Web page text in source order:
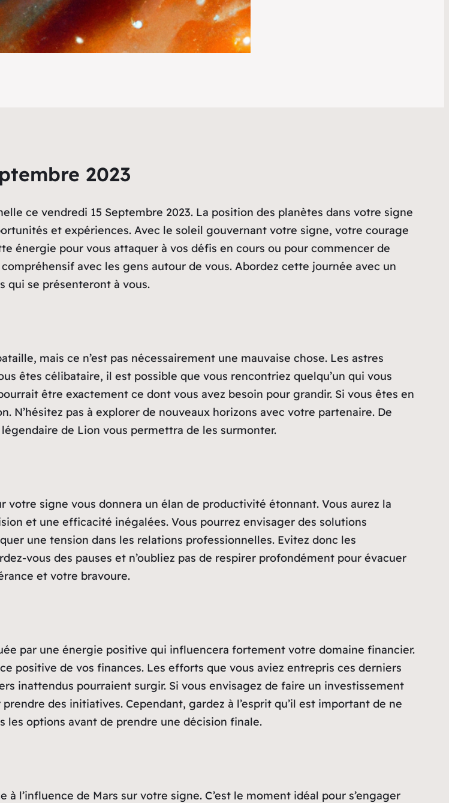
2023
ce vendredi 15 Septembre 2023. La position des planètes dans votre signe
et expériences. Avec le soleil gouvernant votre signe, votre courage
énergie pour vous attaquer à vos défis en cours ou pour commencer de
avec les gens autour de vous. Abordez cette journée avec un
qui se présenteront à vous.
mais ce n’est pas nécessairement une mauvaise chose. Les astres
êtes célibataire, il est possible que vous rencontriez quelqu’un qui vous
être exactement ce dont vous avez besoin pour grandir. Si vous êtes en
pas à explorer de nouveaux horizons avec votre partenaire. De
de Lion vous permettra de les surmonter.
votre signe vous donnera un élan de productivité étonnant. Vous aurez la
et une efficacité inégalées. Vous pourrez envisager des solutions
une tension dans les relations professionnelles. Evitez donc les
vous des pauses et n’oubliez pas de respirer profondément pour évacuer
et votre bravoure.
par une énergie positive qui influencera fortement votre domaine financier.
positive de vos finances. Les efforts que vous aviez entrepris ces derniers
inattendus pourraient surgir. Si vous envisagez de faire un investissement
des initiatives. Cependant, gardez à l’esprit qu’il est important de ne
options avant de prendre une décision finale.
l’influence de Mars sur votre signe. C’est le moment idéal pour s’engager